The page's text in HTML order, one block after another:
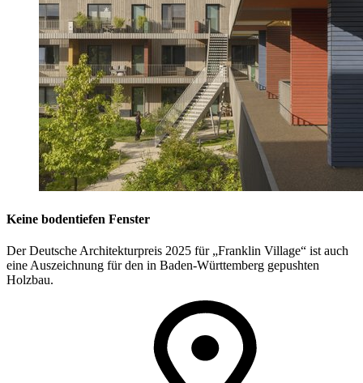
Keine bodentiefen Fenster
Der Deutsche Architekturpreis 2025 für „Franklin Village“ ist auch
eine Auszeichnung für den in Baden-Württemberg gepushten
Holzbau.